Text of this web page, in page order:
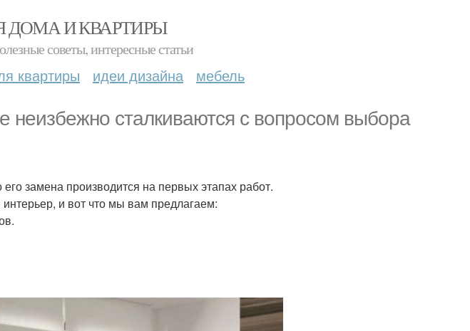
ДОМА И КВАРТИРЫ
советы, интересные статьи
квартиры идеи дизайна мебель
неизбежно сталкиваются с вопросом выбора
замена производится на первых этапах работ.
и вот что мы вам предлагаем: